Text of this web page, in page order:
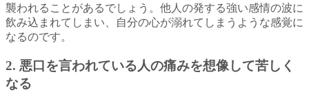
襲われることがあるでしょう。他人の発する強い感情の波に
飲み込まれてしまい、自分の心が溺れてしまうような感覚に
なるのです。
2. 悪口を言われている人の痛みを想像して苦しく
なる